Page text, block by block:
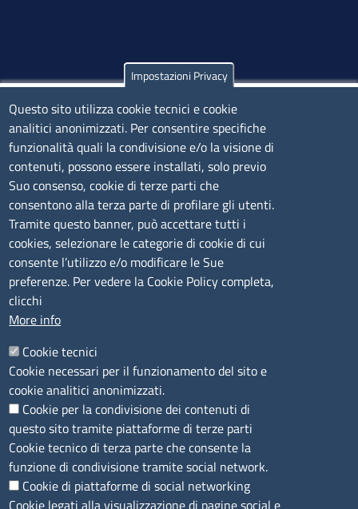
Olbia
Via Nanni 43 - 07026 Olbia
Tel. 0789 66122 | 0789 69580
mail:ufficio.olbia@ss.camcom.it
lunedì al venerdì: 9,00 - 12,00; lunedì pomeriggio: 16,00
- 17,00
CONTATTI
Camera di Commercio, Industria, Artigianato e
Agricoltura di Sassari
P.IVA01047570906
Codice Fiscale 80000930901
Codice Univoco per le fatture elettroniche
LINK UTILI
Segnalazione di illecito
Impostazioni Privacy
Questo sito utilizza cookie tecnici e cookie
analitici anonimizzati. Per consentire specifiche
funzionalità quali la condivisione e/o la visione di
contenuti, possono essere installati, solo previo
Suo consenso, cookie di terze parti che
consentono alla terza parte di profilare gli utenti.
Tramite questo banner, può accettare tutti i
cookies, selezionare le categorie di cookie di cui
consente l’utilizzo e/o modificare le Sue
preferenze. Per vedere la Cookie Policy completa,
clicchi
More info
Cookie tecnici
Cookie necessari per il funzionamento del sito e
cookie analitici anonimizzati.
Cookie per la condivisione dei contenuti di
questo sito tramite piattaforme di terze parti
Cookie tecnico di terza parte che consente la
funzione di condivisione tramite social network.
Cookie di piattaforme di social networking
Cookie legati alla visualizzazione di pagine social e